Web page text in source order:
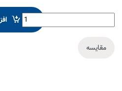
پروفیل(قوطی) 10x40 ضخامت 1.2 میلیمتر استیل 304 ساموین- quantity
مقایسه